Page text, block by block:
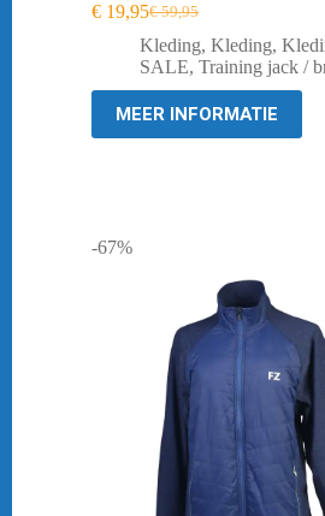
€59,95
Oorspronkelijke
prijs
was:
€ 59,95.
€ 19,95Huidige
prijs
is:
€ 19,95.
Kleding, Kleding,
SALE, Training jack /
MEER INFORMATIE
-67%